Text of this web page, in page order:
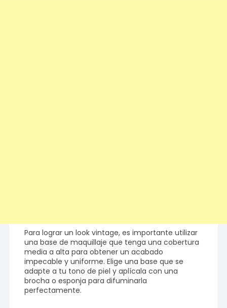
Para lograr un look vintage, es importante utilizar
una base de maquillaje que tenga una cobertura
media a alta para obtener un acabado
impecable y uniforme. Elige una base que se
adapte a tu tono de piel y aplícala con una
brocha o esponja para difuminarla
perfectamente.